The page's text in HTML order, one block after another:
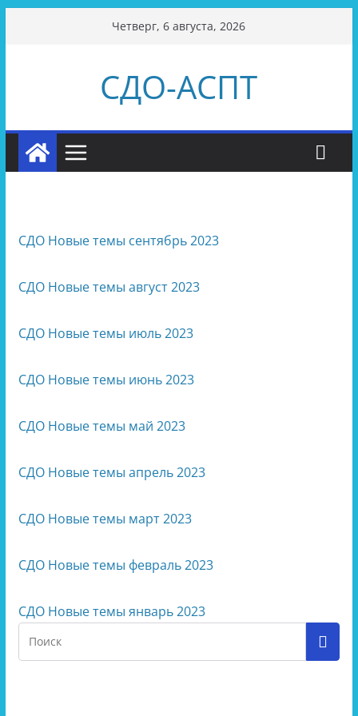
Четверг, 6 августа, 2026
СДО-АСПТ
СДО Новые темы сентябрь 2023
СДО Новые темы август 2023
СДО Новые темы июль 2023
СДО Новые темы июнь 2023
СДО Новые темы май 2023
СДО Новые темы апрель 2023
СДО Новые темы март 2023
СДО Новые темы февраль 2023
СДО Новые темы январь 2023